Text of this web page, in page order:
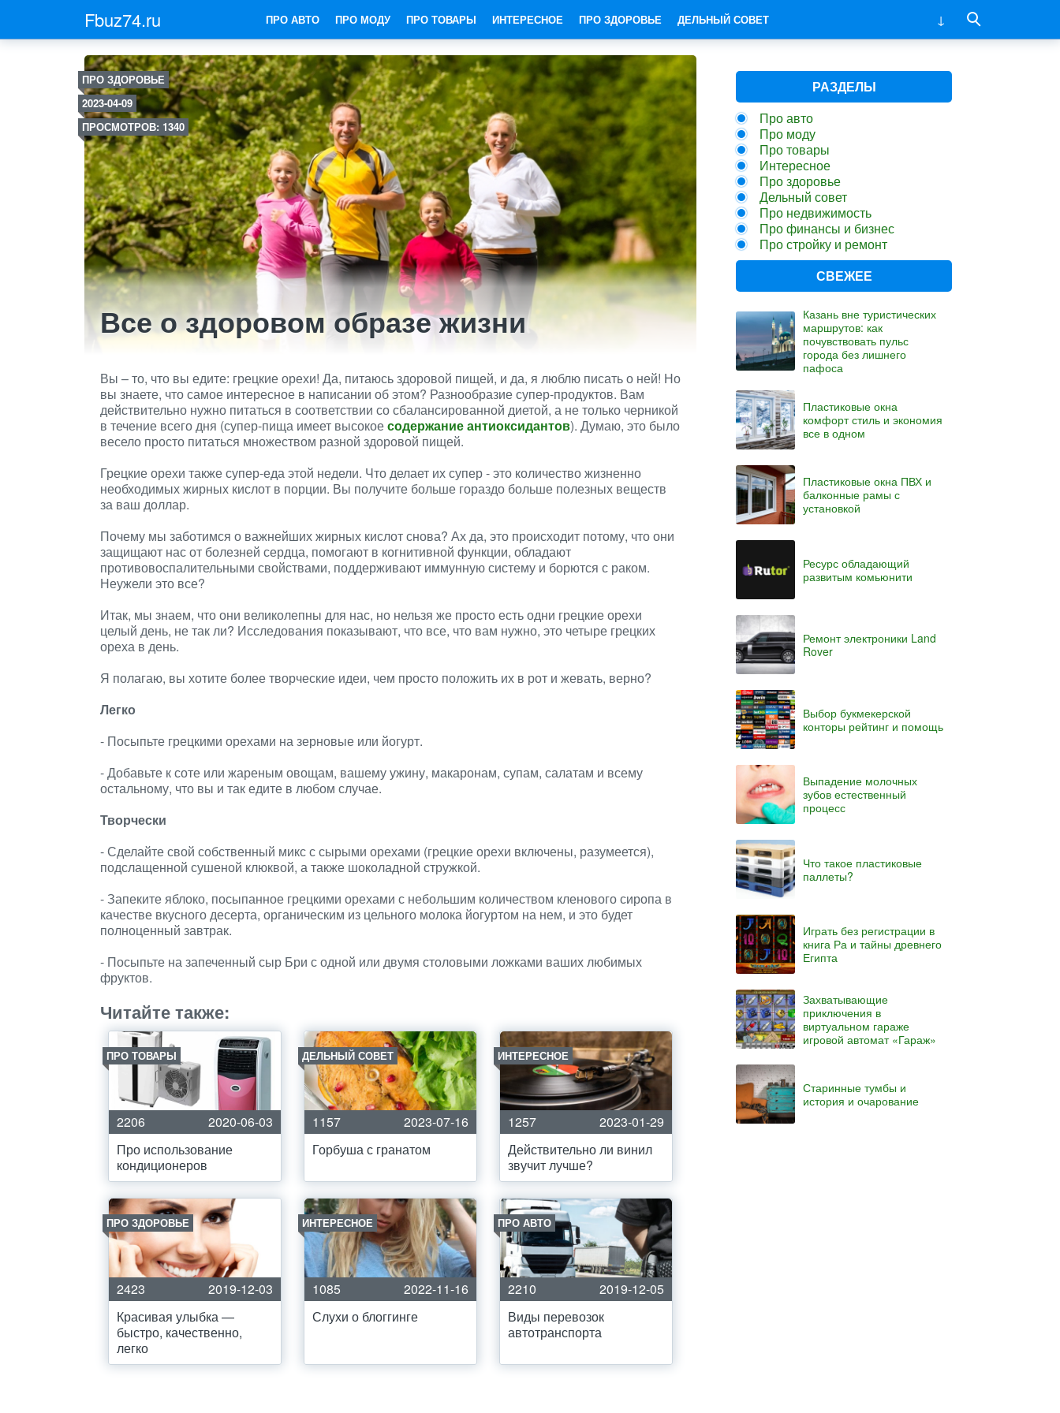
Fbuz74.ru ПРО АВТО ПРО МОДУ ПРО ТОВАРЫ ИНТЕРЕСНОЕ ПРО ЗДОРОВЬЕ ДЕЛЬНЫЙ СОВЕТ
ПРО ЗДОРОВЬЕ
2023-04-09
ПРОСМОТРОВ: 1340
Все о здоровом образе жизни
Вы – то, что вы едите: грецкие орехи! Да, питаюсь здоровой пищей, и да, я люблю писать о ней! Но
вы знаете, что самое интересное в написании об этом? Разнообразие супер-продуктов. Вам
действительно нужно питаться в соответствии со сбалансированной диетой, а не только черникой
в течение всего дня (супер-пища имеет высокоесодержание антиоксидантов). Думаю, это было
весело просто питаться множеством разной здоровой пищей.
Грецкие орехи также супер-еда этой недели. Что делает их супер - это количество жизненно
необходимых жирных кислот в порции. Вы получите больше гораздо больше полезных веществ
за ваш доллар.
Почему мы заботимся о важнейших жирных кислот снова? Ах да, это происходит потому, что они
защищают нас от болезней сердца, помогают в когнитивной функции, обладают
противовоспалительными свойствами, поддерживают иммунную систему и борются с раком.
Неужели это все?
Итак, мы знаем, что они великолепны для нас, но нельзя же просто есть одни грецкие орехи
целый день, не так ли? Исследования показывают, что все, что вам нужно, это четыре грецких
ореха в день.
Я полагаю, вы хотите более творческие идеи, чем просто положить их в рот и жевать, верно?
Легко
- Посыпьте грецкими орехами на зерновые или йогурт.
- Добавьте к соте или жареным овощам, вашему ужину, макаронам, супам, салатам и всему
остальному, что вы и так едите в любом случае.
Творчески
- Сделайте свой собственный микс с сырыми орехами (грецкие орехи включены, разумеется),
подслащенной сушеной клюквой, а также шоколадной стружкой.
- Запеките яблоко, посыпанное грецкими орехами с небольшим количеством кленового сиропа в
качестве вкусного десерта, органическим из цельного молока йогуртом на нем, и это будет
полноценный завтрак.
- Посыпьте на запеченный сыр Бри с одной или двумя столовыми ложками ваших любимых
фруктов.
Читайте также:
ПРО ТОВАРЫ
2206
2020-06-03
Про использование
кондиционеров
ДЕЛЬНЫЙ СОВЕТ
1157
2023-07-16
Горбуша с гранатом
ИНТЕРЕСНОЕ
1257
2023-01-29
Действительно ли винил
звучит лучше?
ПРО ЗДОРОВЬЕ
2423
2019-12-03
Красивая улыбка —
быстро, качественно,
легко
ИНТЕРЕСНОЕ
1085
2022-11-16
Слухи о блоггинге
ПРО АВТО
2210
2019-12-05
Виды перевозок
автотранспорта
РАЗДЕЛЫ
Про авто
Про моду
Про товары
Интересное
Про здоровье
Дельный совет
Про недвижимость
Про финансы и бизнес
Про стройку и ремонт
СВЕЖЕЕ
Казань вне туристических
маршрутов: как
почувствовать пульс
города без лишнего
пафоса
Пластиковые окна
комфорт стиль и экономия
все в одном
Пластиковые окна ПВХ и
балконные рамы с
установкой
Ресурс обладающий
развитым комьюнити
Ремонт электроники Land
Rover
Выбор букмекерской
конторы рейтинг и помощь
Выпадение молочных
зубов естественный
процесс
Что такое пластиковые
паллеты?
Играть без регистрации в
книга Ра и тайны древнего
Египта
Захватывающие
приключения в
виртуальном гараже
игровой автомат «Гараж»
Старинные тумбы и
история и очарование